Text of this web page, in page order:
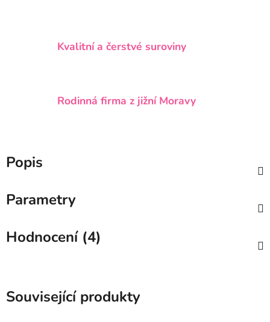
Kvalitní a čerstvé suroviny
Rodinná firma z jižní Moravy
Popis
Parametry
Hodnocení (4)
Související produkty